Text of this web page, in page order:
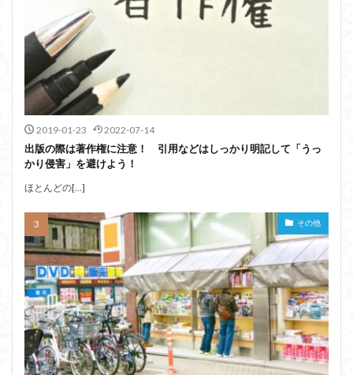
2019-01-23 2022-07-14
出版の際は著作権に注意！ 引用などはしっかり明記して「うっ
かり侵害」を避けよう！
ほとんどの[…]
その他